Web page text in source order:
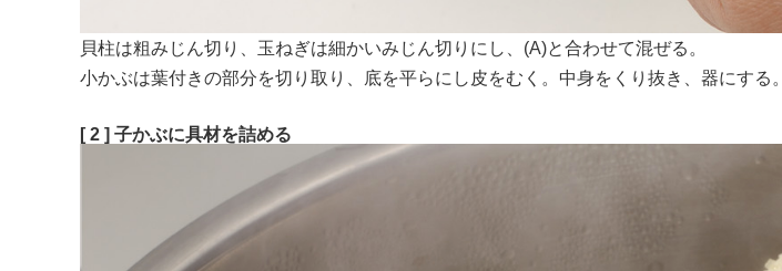
貝柱は粗みじん切り、玉ねぎは細かいみじん切りにし、(A)と合わせて混ぜる。
小かぶは葉付きの部分を切り取り、底を平らにし皮をむく。中身をくり抜き、器にする。
[ 2 ] 子かぶに具材を詰める